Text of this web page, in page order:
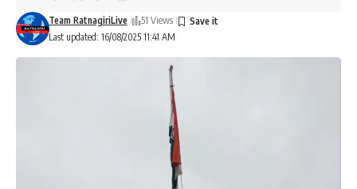
Last updated: 16/08/2025 11:41 AM
Team RatnagiriLive 51 Views